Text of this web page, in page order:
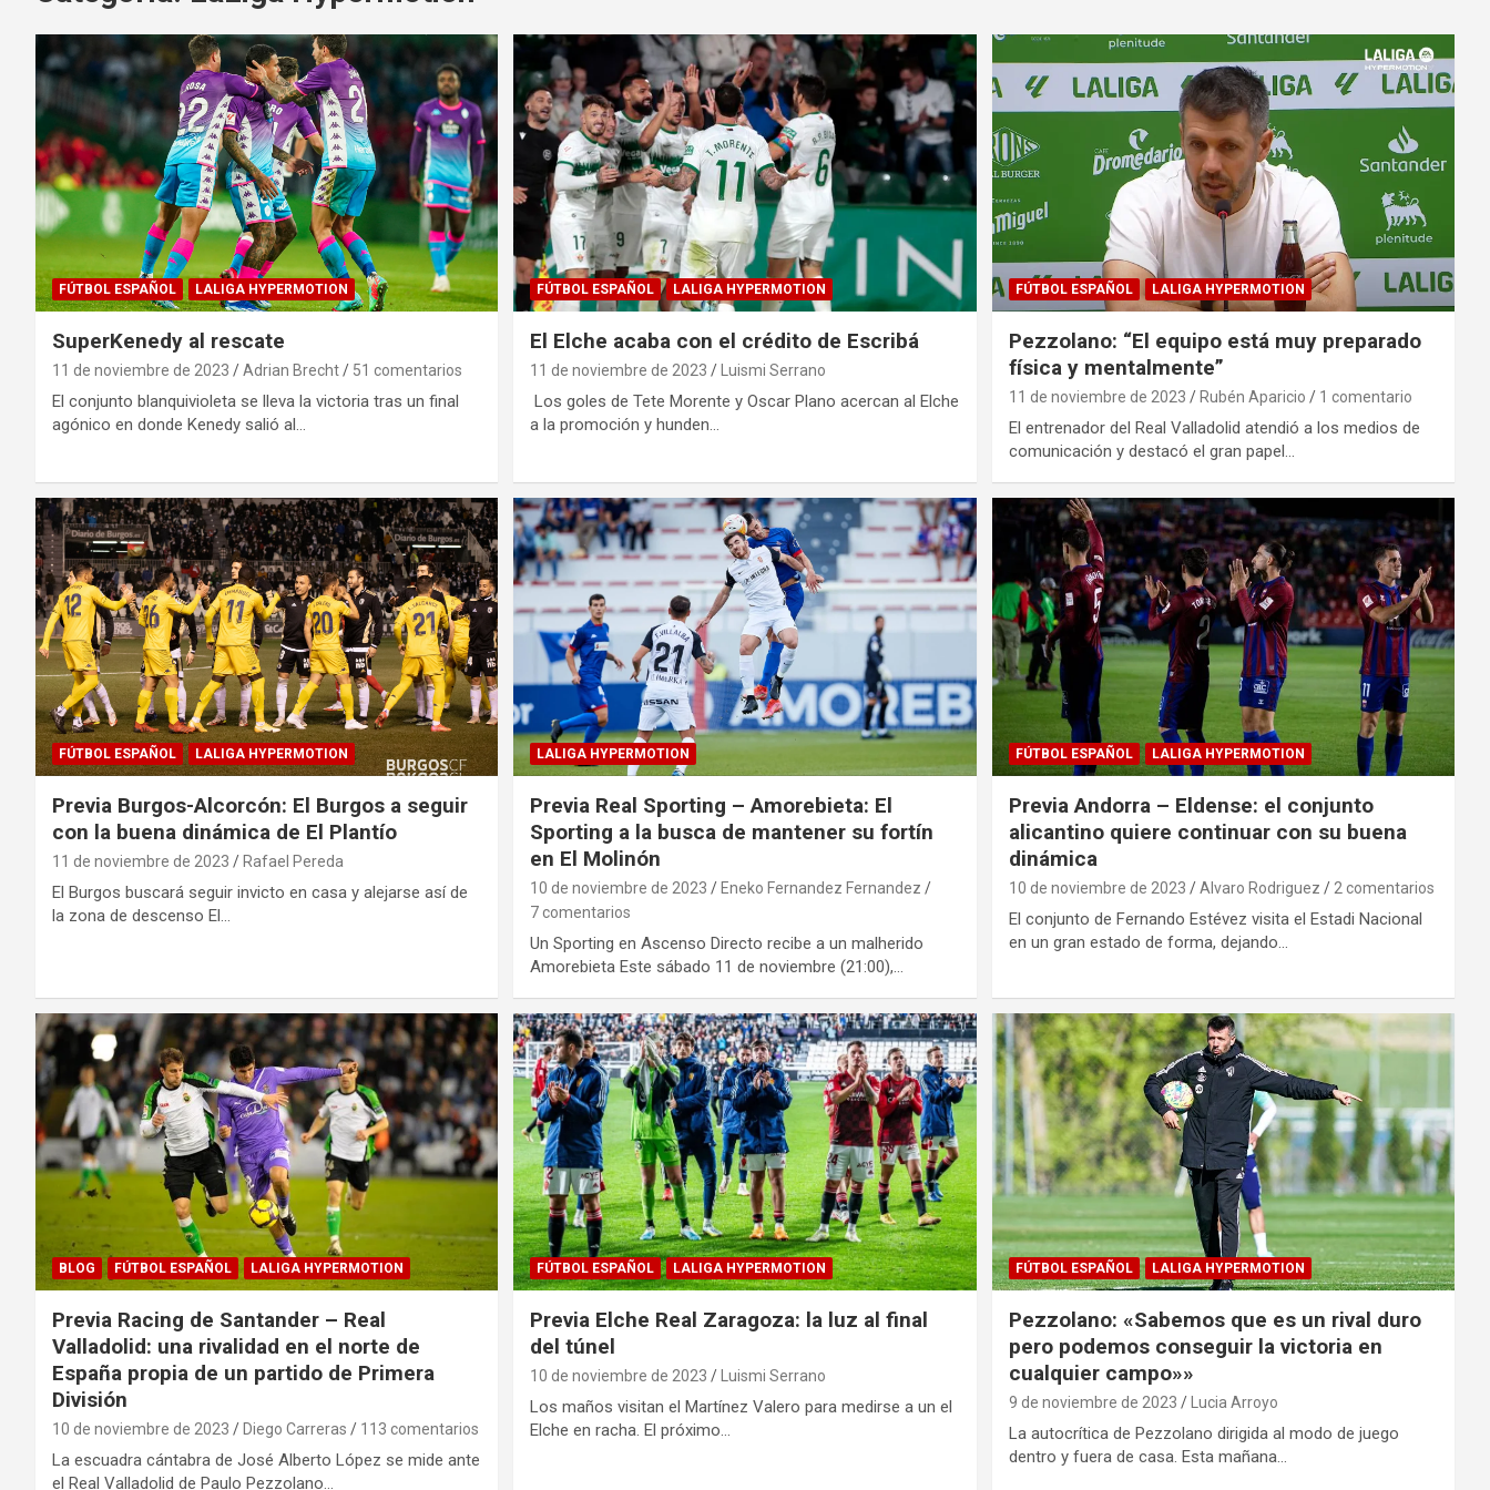
FÚTBOL ESPAÑOL LALIGA HYPERMOTION
SuperKenedy al rescate
11 de noviembre de 2023 Adrian Brecht 51 comentarios
El conjunto blanquivioleta se lleva la victoria tras un final
agónico en donde Kenedy salió al…
FÚTBOL ESPAÑOL LALIGA HYPERMOTION
El Elche acaba con el crédito de Escribá
11 de noviembre de 2023 Luismi Serrano
Los goles de Tete Morente y Oscar Plano acercan al Elche
a la promoción y hunden…
FÚTBOL ESPAÑOL LALIGA HYPERMOTION
Pezzolano: “El equipo está muy preparado
física y mentalmente”
11 de noviembre de 2023 Rubén Aparicio 1 comentario
El entrenador del Real Valladolid atendió a los medios de
comunicación y destacó el gran papel…
FÚTBOL ESPAÑOL LALIGA HYPERMOTION
Previa Burgos-Alcorcón: El Burgos a seguir
con la buena dinámica de El Plantío
11 de noviembre de 2023 Rafael Pereda
El Burgos buscará seguir invicto en casa y alejarse así de
la zona de descenso El…
LALIGA HYPERMOTION
Previa Real Sporting – Amorebieta: El
Sporting a la busca de mantener su fortín
en El Molinón
10 de noviembre de 2023
Eneko Fernandez Fernandez
7 comentarios
Un Sporting en Ascenso Directo recibe a un malherido
Amorebieta Este sábado 11 de noviembre (21:00),…
FÚTBOL ESPAÑOL LALIGA HYPERMOTION
Previa Andorra – Eldense: el conjunto
alicantino quiere continuar con su buena
dinámica
10 de noviembre de 2023 Alvaro Rodriguez 2 comentarios
El conjunto de Fernando Estévez visita el Estadi Nacional
en un gran estado de forma, dejando…
BLOG FÚTBOL ESPAÑOL LALIGA HYPERMOTION
Previa Racing de Santander – Real
Valladolid: una rivalidad en el norte de
España propia de un partido de Primera
División
10 de noviembre de 2023 Diego Carreras 113 comentarios
La escuadra cántabra de José Alberto López se mide ante
el Real Valladolid de Paulo Pezzolano…
FÚTBOL ESPAÑOL LALIGA HYPERMOTION
Previa Elche Real Zaragoza: la luz al final
del túnel
10 de noviembre de 2023 Luismi Serrano
Los maños visitan el Martínez Valero para medirse a un el
Elche en racha. El próximo…
FÚTBOL ESPAÑOL LALIGA HYPERMOTION
Pezzolano: «Sabemos que es un rival duro
pero podemos conseguir la victoria en
cualquier campo»»
9 de noviembre de 2023 Lucia Arroyo
La autocrítica de Pezzolano dirigida al modo de juego
dentro y fuera de casa. Esta mañana…